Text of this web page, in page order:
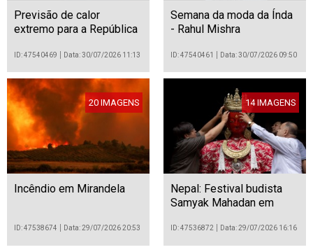
Previsão de calor
extremo para a República
ID: 47540469 Data: 30/07/2026 11:13
Semana da moda da Índa
- Rahul Mishra
ID: 47540461 Data: 30/07/2026 09:50
20 IMAGENS
Incêndio em Mirandela
ID: 47538674 Data: 29/07/2026 20:53
14 IMAGENS
Nepal: Festival budista
Samyak Mahadan em
ID: 47536872 Data: 29/07/2026 16:16